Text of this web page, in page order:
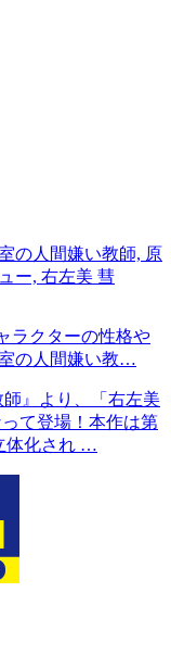
の人間嫌い教師, 原
ー, 右左美 彗
ラクターの性格や
の人間嫌い教…
』より、「右左美
て登場！本作は第
体化され …